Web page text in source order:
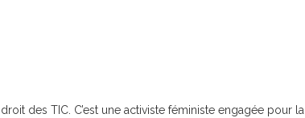
des TIC. C’est une activiste féministe engagée pour la